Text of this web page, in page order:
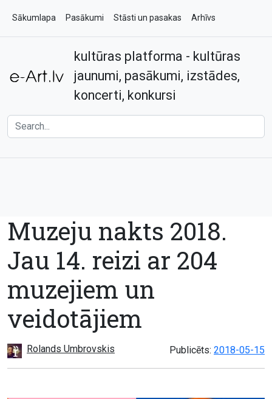
Sākumlapa Pasākumi Stāsti un pasakas Arhīvs
Kontakti
kultūras platforma - kultūras
jaunumi, pasākumi, izstādes,
koncerti, konkursi
Muzeju nakts 2018.
Jau 14. reizi ar 204
muzejiem un
veidotājiem
Rolands Umbrovskis Publicēts: 2018-05-15